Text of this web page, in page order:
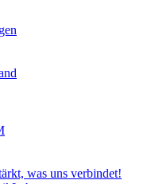
was uns verbindet!